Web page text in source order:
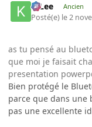
K-Lee Ancien
Posté(e) le 2
as tu pensé au
que moi je faisait
presentation
Bien protégé le
parce que dans une
pas une excellente